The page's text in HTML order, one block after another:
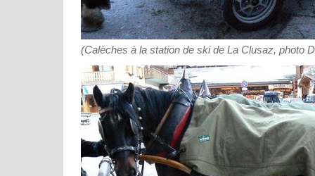
(Calèches à la station de ski de La Clusaz, photo